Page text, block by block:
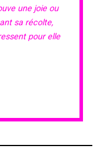
une joie ou
sa récolte,
pour elle